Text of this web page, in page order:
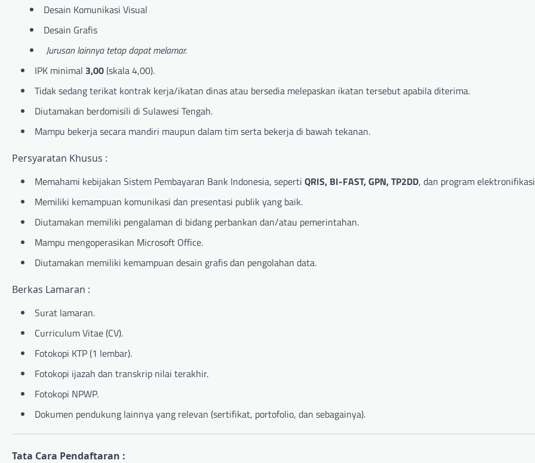
Desain Komunikasi Visual
Desain Grafis
Jurusan lainnya tetap dapat melamar.
IPK minimal 3,00(skala 4,00).
Tidak sedang terikat kontrak kerja/ikatan dinas atau bersedia melepaskan ikatan tersebut apabila diterima.
Diutamakan berdomisili di Sulawesi Tengah.
Mampu bekerja secara mandiri maupun dalam tim serta bekerja di bawah tekanan.
Persyaratan Khusus :
Memahami kebijakan Sistem Pembayaran Bank Indonesia, seperti QRIS, BI-FAST, GPN, TP2DD, dan program
Memiliki kemampuan komunikasi dan presentasi publik yang baik.
Diutamakan memiliki pengalaman di bidang perbankan dan/atau pemerintahan.
Mampu mengoperasikan Microsoft Office.
Diutamakan memiliki kemampuan desain grafis dan pengolahan data.
Berkas Lamaran :
Surat lamaran.
Curriculum Vitae (CV).
Fotokopi KTP (1 lembar).
Fotokopi ijazah dan transkrip nilai terakhir.
Fotokopi NPWP.
Dokumen pendukung lainnya yang relevan (sertifikat, portofolio, dan sebagainya).
Tata Cara Pendaftaran :